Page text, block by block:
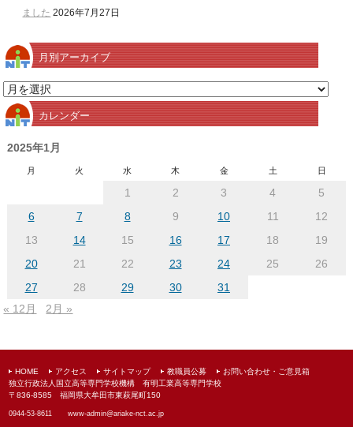
ました 2026年7月27日
月別アーカイブ
月
別
ア
ー
カレンダー
2025年1月
月 火 水 木 金 土 日
1 2 3 4
5
6
7 8 9 10 11
12
13
14 15 16 17 18
19
20
21 22 23 24 25
26
27
28 29 30
31
« 12月
2月 »
HOME アクセス サイトマップ 教職員公募
お問い合わせ・ご意見箱
独立行政法人国立高等専門学校機構 有明工業高等専門学校
〒836-8585 福岡県大牟田市東萩尾町150
0944-53-8611 www-admin@ariake-nct.ac.jp